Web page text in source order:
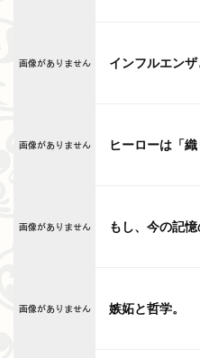
インフルエン
ヒーローは「織
もし、今の記
嫉妬と哲学。